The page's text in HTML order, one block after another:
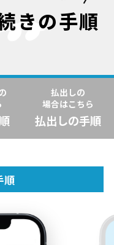
きの手順
払出しの
場合はこちら
払出しの手順
順